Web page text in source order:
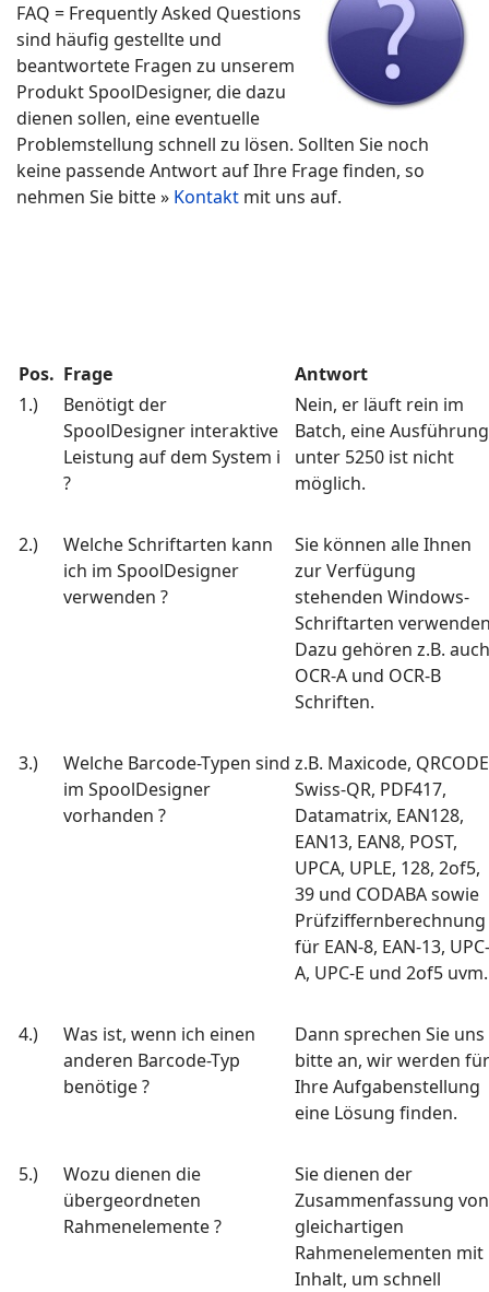
FAQ = Frequently Asked Questions
sind häufig gestellte und
beantwortete Fragen zu unserem
Produkt SpoolDesigner, die dazu
dienen sollen, eine eventuelle
Problemstellung schnell zu lösen. Sollten Sie noch
keine passende Antwort auf Ihre Frage finden, so
nehmen Sie bitte » Kontakt mit uns auf.
Pos. Frage
Antwort
1.)
Benötigt der
SpoolDesigner interaktive
Leistung auf dem System i
?
Nein, er läuft rein im
Batch, eine Ausführung
unter 5250 ist nicht
möglich.
2.)
Welche Schriftarten kann
ich im SpoolDesigner
verwenden ?
Sie können alle Ihnen
zur Verfügung
stehenden Windows-
Schriftarten
Dazu gehören z.B. auch
OCR-A und OCR-B
Schriften.
3.)
Welche Barcode-Typen sind
im SpoolDesigner
vorhanden ?
z.B. Maxicode,
Swiss-QR, PDF417,
Datamatrix, EAN128,
EAN13, EAN8, POST,
UPCA, UPLE, 128, 2of5,
39 und CODABA sowie
Prüfziffernberechnung
für EAN-8, EAN-13, UPC-
A, UPC-E und 2of5 uvm.
4.)
Was ist, wenn ich einen
anderen Barcode-Typ
benötige ?
Dann sprechen Sie uns
bitte an, wir werden für
Ihre Aufgabenstellung
eine Lösung finden.
5.)
Wozu dienen die
übergeordneten
Rahmenelemente ?
Sie dienen der
Zusammenfassung von
gleichartigen
Rahmenelementen mit
Inhalt, um schnell